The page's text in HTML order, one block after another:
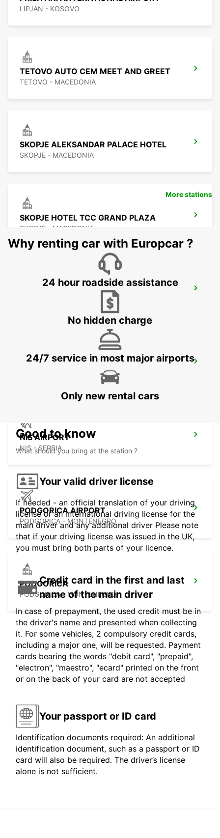
LIPJAN - KOSOVO
TETOVO AUTO CEM MEET AND GREET
TETOVO - MACEDONIA
SKOPJE ALEKSANDAR PALACE HOTEL
SKOPJE - MACEDONIA
SKOPJE HOTEL TCC GRAND PLAZA
SKOPJE - MACEDONIA
SKOPJE CITY CENTER
SKOPJE INTERNATIONAL AIRPORT
NIS AIRPORT
NIS - SERBIA
PODGORICA AIRPORT
PODGORICA - MONTENEGRO
PODGORICA
PODGORICA - MONTENEGRO
More stations
Why renting car with Europcar ?
24 hour roadside assistance
No hidden charge
24/7 service in most major airports
Only new rental cars
Good to know
What should you bring at the station ?
Your valid driver license
If needed - an official translation of your driving
license or an international driving license for the
main driver and any additional driver Please note
that if your driving license was issued in the UK,
you must bring both parts of your licence.
Credit card in the first and last
name of the main driver
In case of prepayment, the used credit must be in
the driver's name and presented when collecting
it. For some vehicles, 2 compulsory credit cards,
including a major one, will be requested. Payment
cards bearing the words "debit card", "prepaid",
"electron", "maestro", "ecard" printed on the front
or on the back of your card are not accepted
Your passport or ID card
Identification documents required: An additional
identification document, such as a passport or ID
card will also be required. The driver’s license
alone is not sufficient.